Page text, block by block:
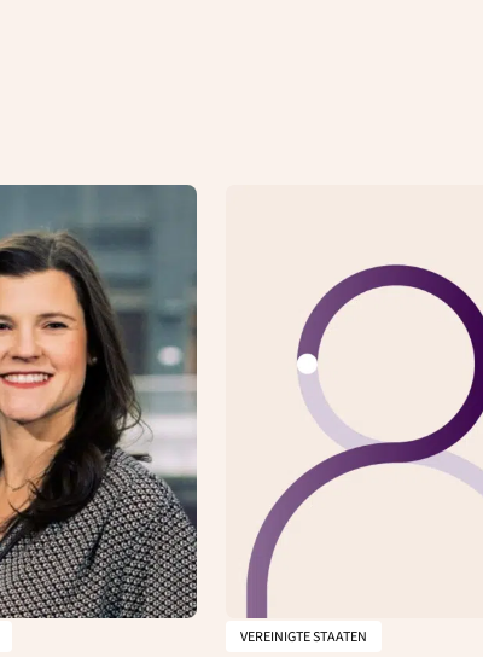
VEREINIGTE STAATEN